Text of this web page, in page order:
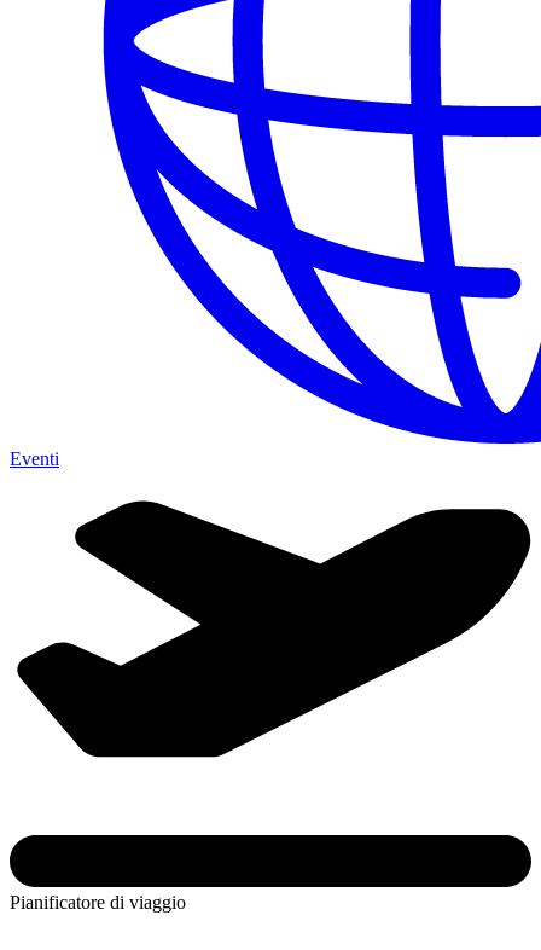
Eventi
Pianificatore di viaggio